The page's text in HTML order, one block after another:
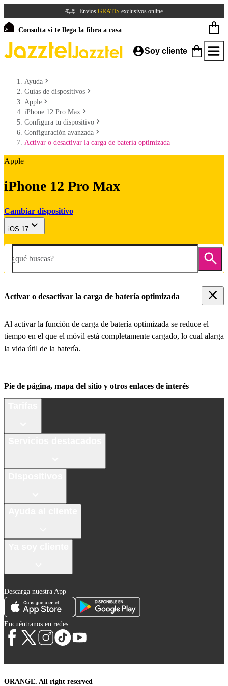
Envíos GRATIS exclusivos online
Consulta si te llega la fibra a casa
Soy cliente
Ayuda
Guías de dispositivos
Apple
iPhone 12 Pro Max
Configura tu dispositivo
Configuración avanzada
Activar o desactivar la carga de batería optimizada
Apple
iPhone 12 Pro Max
Cambiar dispositivo
iOS 17
¿qué buscas?
Activar o desactivar la carga de batería optimizada
Al activar la función de carga de batería optimizada se reduce el
tiempo en el que el móvil está completamente cargado, lo cual alarga
la vida útil de la batería.
Pie de página, mapa del sitio y otros enlaces de interés
Descarga nuestra App
Encuéntranos en redes
ORANGE. All right reserved